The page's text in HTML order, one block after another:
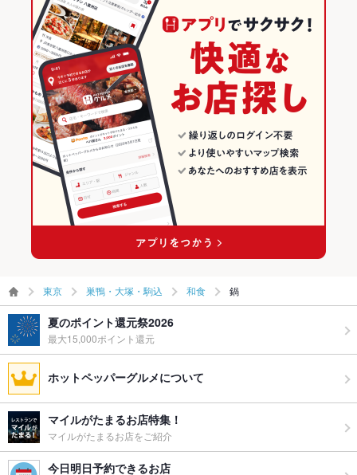
東京 巣鴨・大塚・駒込 和食 鍋
夏のポイント還元祭2026
最大15,000ポイント還元
ホットペッパーグルメについて
マイルがたまるお店特集！
マイルがたまるお店をご紹介
今日明日予約できるお店